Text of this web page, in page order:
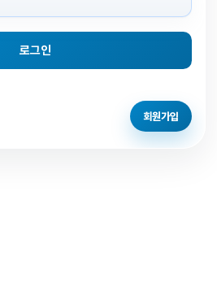
로그인
회원가입